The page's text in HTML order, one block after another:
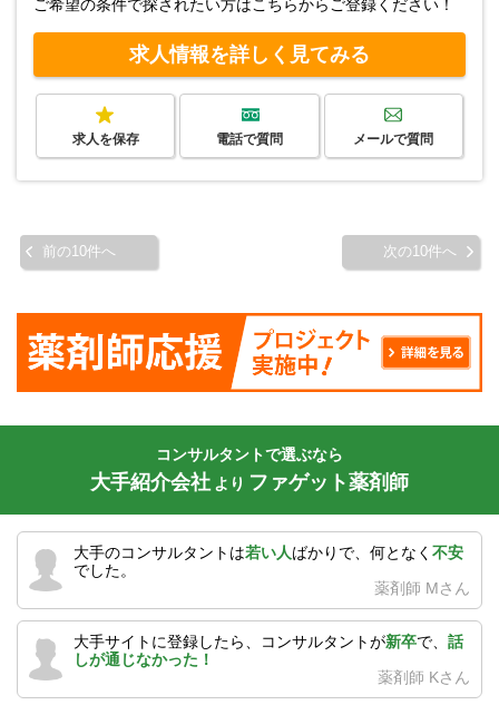
ご希望の条件で探されたい方はこちらからご登録ください！
求人情報を詳しく見てみる
求人を保存 電話で質問 メールで質問
前の10件へ 次の10件へ
コンサルタントで選ぶなら
大手紹介会社 より ファゲット薬剤師
大手のコンサルタントは若い人ばかりで、何となく 不安
でした。
薬剤師 Mさん
大手サイトに登録したら、コンサルタントが新卒で、 話
しが通じなかった！
薬剤師 Kさん